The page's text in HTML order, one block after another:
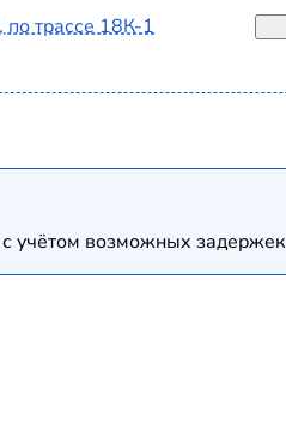
трассе 18К-1
учётом возможных задержек